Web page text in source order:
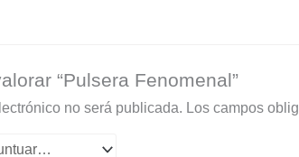
“Pulsera Fenomenal”
no será publicada. Los campos